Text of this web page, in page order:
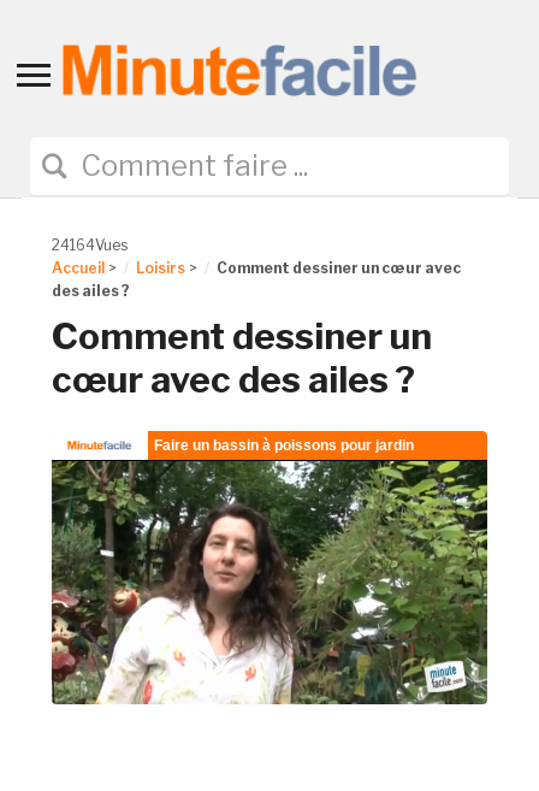
Toggle
navigation
24164Vues
Accueil > Loisirs >
Comment dessiner un cœur avec
des ailes ?
Comment dessiner un
cœur avec des ailes ?